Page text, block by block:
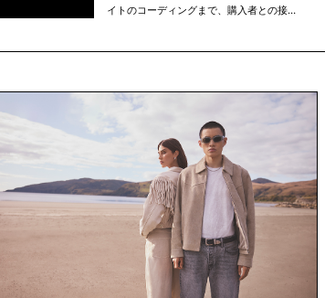
イトのコーディングまで、購入者との接点